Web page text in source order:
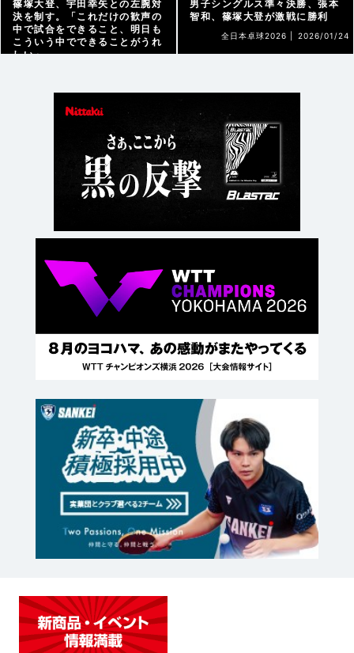
篠塚大登、宇田幸矢との左腕対
決を制す。「これだけの歓声の
中で試合をできること、明日も
こういう中でできることがうれ
しい」
男子シングルス準々決勝、張本
智和、篠塚大登が激戦に勝利
全日本卓球2026 | 2026/01/24